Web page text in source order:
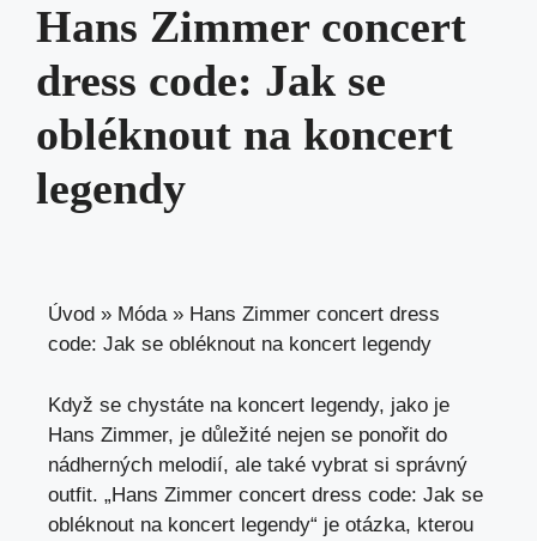
Hans Zimmer concert
dress code: Jak se
obléknout na koncert
legendy
Úvod » Móda» Hans Zimmer concert dress
code: Jak se obléknout na koncert legendy
Když se chystáte na koncert legendy, jako je
Hans Zimmer, je důležité nejen se ponořit do
nádherných melodií, ale také vybrat si správný
outfit. „Hans Zimmer concert dress code: Jak se
obléknout na koncert legendy“ je otázka, kterou